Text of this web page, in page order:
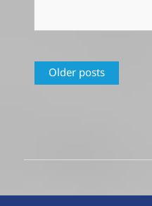
Posts
navigation
Older posts